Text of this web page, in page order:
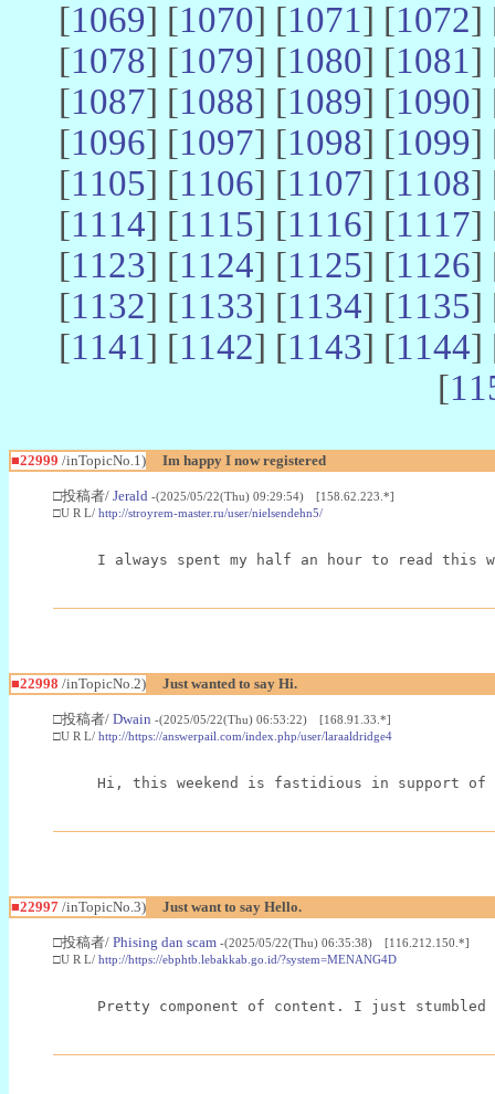
[1069] [1070] [1071] [1072]
[1078] [1079] [1080] [1081]
[1087] [1088] [1089] [1090]
[1096] [1097] [1098] [1099]
[1105] [1106] [1107] [1108]
[1114] [1115] [1116] [1117]
[1123] [1124] [1125] [1126]
[1132] [1133] [1134] [1135]
[1141] [1142] [1143] [1144]
[
■22999 /inTopicNo.1) Im happy I now registered
□投稿者/ Jerald -(2025/05/22(Thu) 09:29:54) [158.62.223.*]
□U R L/ http://stroyrem-master.ru/user/nielsendehn5/
I always spent my half an hour to read
■22998 /inTopicNo.2) Just wanted to say Hi.
□投稿者/ Dwain -(2025/05/22(Thu) 06:53:22) [168.91.33.*]
□U R L/ http://https://answerpail.com/index.php/user/laraaldridge4
Hi, this weekend is fastidious in support of
■22997 /inTopicNo.3) Just want to say Hello.
□投稿者/ Phising dan scam -(2025/05/22(Thu) 06:35:38) [116.212.150.*]
□U R L/ http://https://ebphtb.lebakkab.go.id/?system=MENANG4D
Pretty component of content. I just